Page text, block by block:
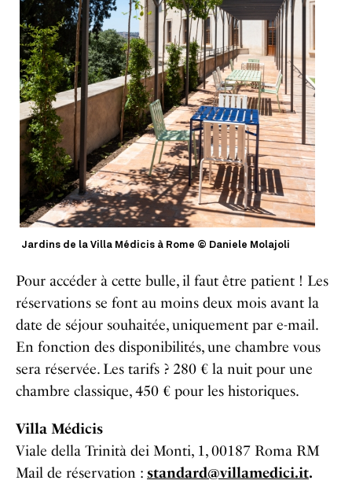
Jardins de la Villa Médicis à Rome © Daniele Molajoli
Pour accéder à cette bulle, il faut être patient ! Les
réservations se font au moins deux mois avant la
date de séjour souhaitée, uniquement par e-mail.
En fonction des disponibilités, une chambre vous
sera réservée. Les tarifs ? 280 € la nuit pour une
chambre classique, 450 € pour les historiques.
Villa Médicis
Viale della Trinità dei Monti, 1, 00187 Roma RM
Mail de réservation : standard@villamedici.it.